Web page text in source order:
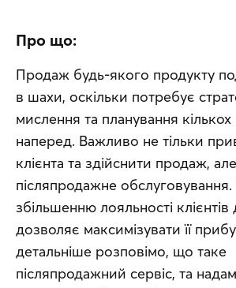
Про що:
Продаж будь-якого продукту
в шахи, оскільки потребує
мислення та планування кількох
наперед. Важливо не тільки
клієнта та здійснити продаж,
післяпродажне
збільшенню лояльності клієнтів
дозволяє максимізувати її
детальніше розповімо, що таке
післяпродажний сервіс, та